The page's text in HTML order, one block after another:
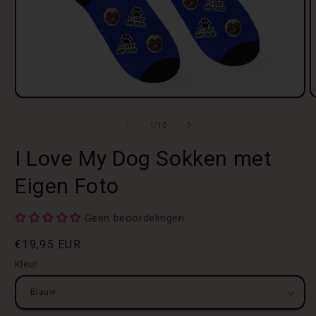
Media
/ van
10
I Love My Dog Sokken met
Eigen Foto
Geen beoordelingen
Normale
prijs
€19,95 EUR
Kleur